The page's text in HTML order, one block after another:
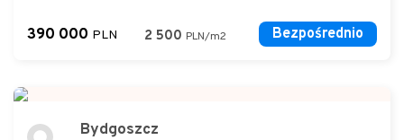
390 000 PLN 2 500 PLN/m2 Bezpośrednio
Bydgoszcz